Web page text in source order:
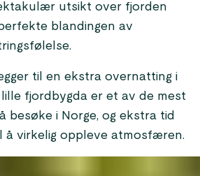
utsikt over fjorden
blandingen av
til en ekstra overnatting i
lille fjordbygda er et av de mest
besøke i Norge, og ekstra tid
å virkelig oppleve atmosfæren.